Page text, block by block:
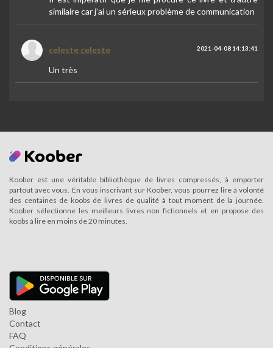
similaire car j’ai un sérieux problème de communication
celeste celeste 2021-04-08 14:13:41
Un très
Koober est une véritable bibliothèque de livres compressés, à emporter
partout avec vous. En vous inscrivant sur Koober, vous pourrez lire à volonté
des centaines de koobs de livres de qualité à tout moment de la journée.
Koober sélectionne les meilleurs livres non fictionnels et en propose des
koobs à lire en moins de 20 minutes.
Blog
Contact
FAQ